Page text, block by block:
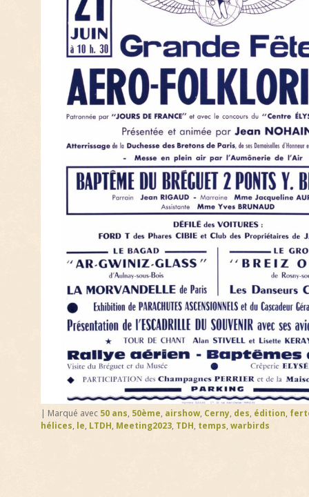
| Marqué avec 50 ans, 50ème, airshow, Cerny, des, édition,
hélices, le, LTDH, Meeting2023, TDH, temps, warbirds